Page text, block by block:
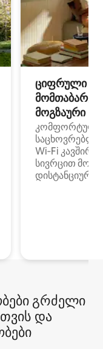
ციფრული
მოგზაური
კომფორტული
Wi‑Fi
სივრცით
დისტანციური
გრძელი
და